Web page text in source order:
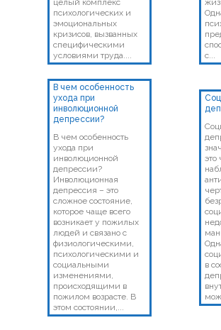
целый комплекс
психологических и
эмоциональных
кризисов, вызванных
специфическими
условиями труда....
с...
В чем особенность
ухода при
инволюционной
депрессии?
В чем особенность
ухода при
инволюционной
депрессии?
Инволюционная
депрессия – это
сложное состояние,
которое чаще всего
возникает у пожилых
людей и связано с
физиологическими,
психологическими и
социальными
изменениями,
происходящими в
пожилом возрасте. В
этом состоянии,...
значит?
это
в